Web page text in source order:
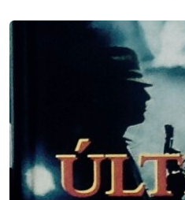
Read more about Lectura sobre el